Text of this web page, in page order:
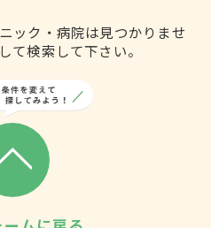
ック・病院は見つかりませ
て検索して下さい。